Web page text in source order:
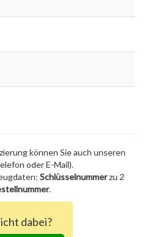
können Sie auch unseren
oder E-Mail).
Schlüsselnummerzu 2
.
dabei?